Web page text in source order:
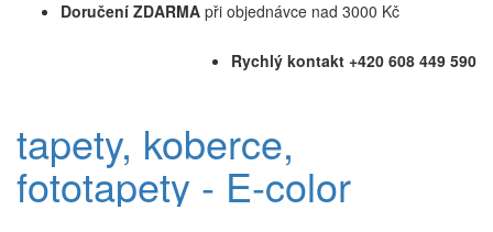
Doručení ZDARMA při objednávce nad 3000 Kč
Rychlý kontakt +420 608 449 590
tapety, koberce,
fototapety - E-color